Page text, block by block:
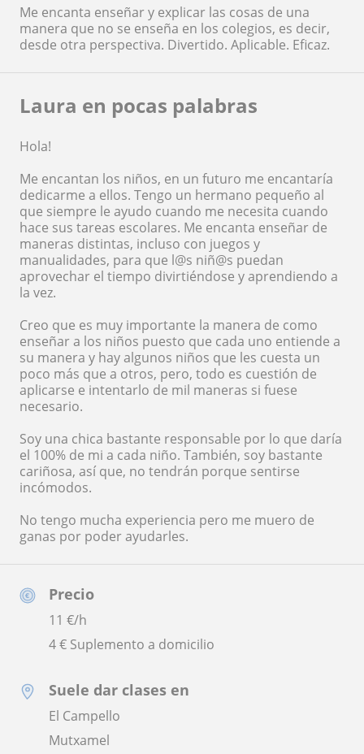
Precio
11 €/h
4 € Suplemento a domicilio
Suele dar clases en
El Campello
Mutxamel
Me encanta enseñar y explicar las cosas de una
manera que no se enseña en los colegios, es decir,
desde otra perspectiva. Divertido. Aplicable. Eficaz.
Laura en pocas palabras
Hola!
Me encantan los niños, en un futuro me encantaría
dedicarme a ellos. Tengo un hermano pequeño al
que siempre le ayudo cuando me necesita cuando
hace sus tareas escolares. Me encanta enseñar de
maneras distintas, incluso con juegos y
manualidades, para que l@s niñ@s puedan
aprovechar el tiempo divirtiéndose y aprendiendo a
la vez.
Creo que es muy importante la manera de como
enseñar a los niños puesto que cada uno entiende a
su manera y hay algunos niños que les cuesta un
poco más que a otros, pero, todo es cuestión de
aplicarse e intentarlo de mil maneras si fuese
necesario.
Soy una chica bastante responsable por lo que daría
el 100% de mi a cada niño. También, soy bastante
cariñosa, así que, no tendrán porque sentirse
incómodos.
No tengo mucha experiencia pero me muero de
ganas por poder ayudarles.